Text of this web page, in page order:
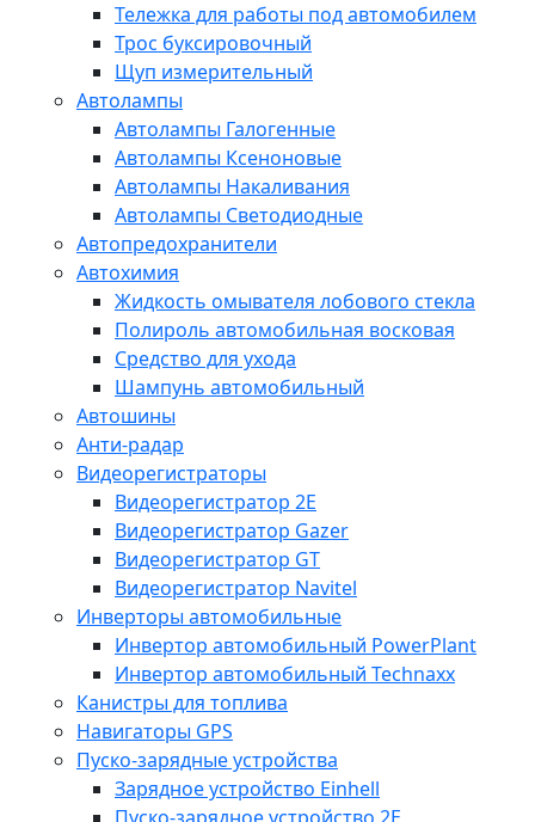
Тележка для работы под автомобилем
Трос буксировочный
Щуп измерительный
Автолампы
Автолампы Галогенные
Автолампы Ксеноновые
Автолампы Накаливания
Автолампы Светодиодные
Автопредохранители
Автохимия
Жидкость омывателя лобового стекла
Полироль автомобильная восковая
Средство для ухода
Шампунь автомобильный
Автошины
Анти-радар
Видеорегистраторы
Видеорегистратор 2E
Видеорегистратор Gazer
Видеорегистратор GT
Видеорегистратор Navitel
Инверторы автомобильные
Инвертор автомобильный PowerPlant
Инвертор автомобильный Technaxx
Канистры для топлива
Навигаторы GPS
Пуско-зарядные устройства
Зарядное устройство Einhell